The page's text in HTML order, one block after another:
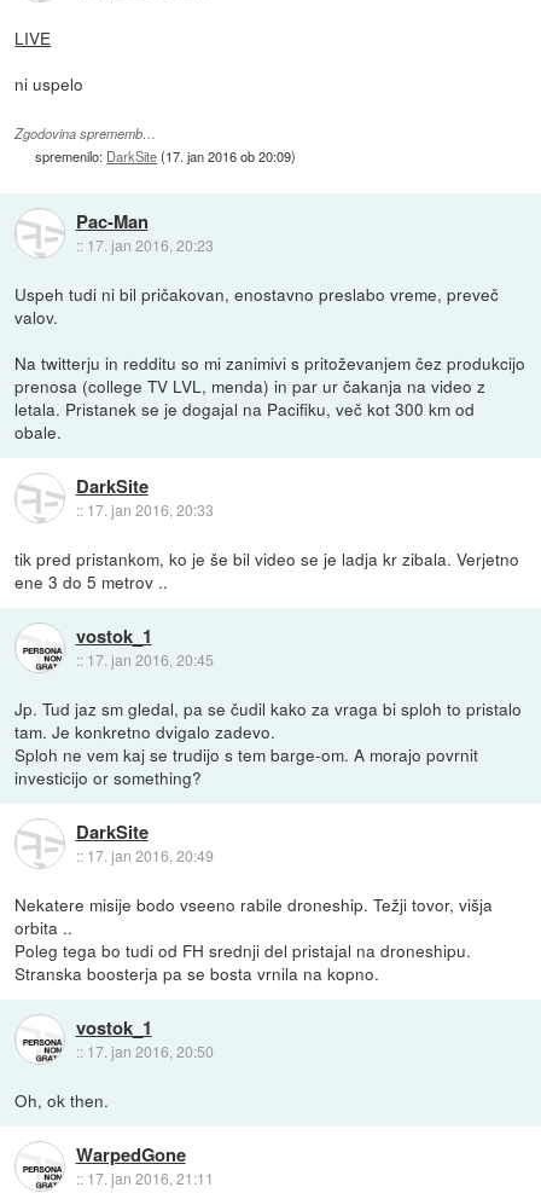
LIVE
ni uspelo
Zgodovina sprememb…
spremenilo: DarkSite(17. jan 2016 ob 20:09)
Pac-Man
:: 17. jan 2016, 20:23
Uspeh tudi ni bil pričakovan, enostavno preslabo vreme, preveč
valov.
Na twitterju in redditu so mi zanimivi s pritoževanjem čez produkcijo
prenosa (college TV LVL, menda) in par ur čakanja na video z
letala. Pristanek se je dogajal na Pacifiku, več kot 300 km od
obale.
DarkSite
:: 17. jan 2016, 20:33
tik pred pristankom, ko je še bil video se je ladja kr zibala. Verjetno
ene 3 do 5 metrov ..
vostok_1
:: 17. jan 2016, 20:45
Jp. Tud jaz sm gledal, pa se čudil kako za vraga bi sploh to pristalo
tam. Je konkretno dvigalo zadevo.
Sploh ne vem kaj se trudijo s tem barge-om. A morajo povrnit
investicijo or something?
DarkSite
:: 17. jan 2016, 20:49
Nekatere misije bodo vseeno rabile droneship. Težji tovor, višja
orbita ..
Poleg tega bo tudi od FH srednji del pristajal na droneshipu.
Stranska boosterja pa se bosta vrnila na kopno.
vostok_1
:: 17. jan 2016, 20:50
Oh, ok then.
WarpedGone
:: 17. jan 2016, 21:11